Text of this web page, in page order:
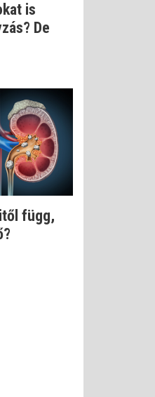
is
De
függ,